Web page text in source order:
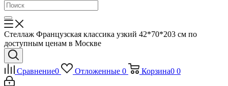
Стеллаж Французская классика узкий 42*70*203 см по
доступным ценам в Москве
Сравнение0 Отложенные 0 Корзина0 0